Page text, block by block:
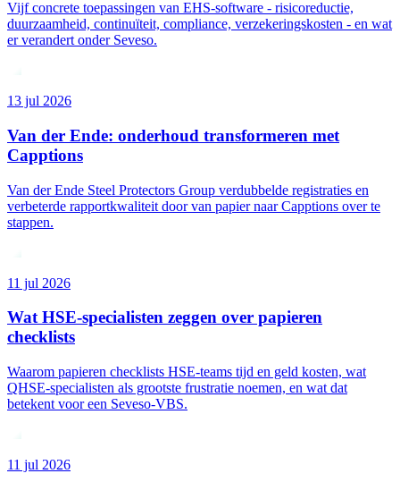
Vijf concrete toepassingen van EHS-software - risicoreductie,
duurzaamheid, continuïteit, compliance, verzekeringskosten - en wat
er verandert onder Seveso.
13 jul 2026
Van der Ende: onderhoud transformeren met
Capptions
Van der Ende Steel Protectors Group verdubbelde registraties en
verbeterde rapportkwaliteit door van papier naar Capptions over te
stappen.
11 jul 2026
Wat HSE-specialisten zeggen over papieren
checklists
Waarom papieren checklists HSE-teams tijd en geld kosten, wat
QHSE-specialisten als grootste frustratie noemen, en wat dat
betekent voor een Seveso-VBS.
11 jul 2026